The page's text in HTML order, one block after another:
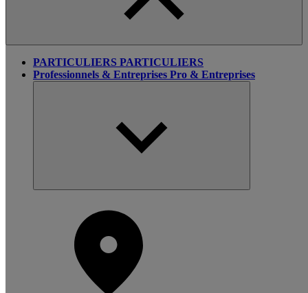
PARTICULIERS PARTICULIERS
Professionnels & Entreprises Pro & Entreprises